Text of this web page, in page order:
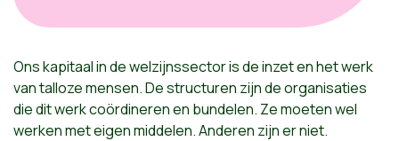
Ons kapitaal in de welzijnssector is de inzet en het werk
van talloze mensen. De structuren zijn de organisaties
die dit werk coördineren en bundelen. Ze moeten wel
werken met eigen middelen. Anderen zijn er niet.